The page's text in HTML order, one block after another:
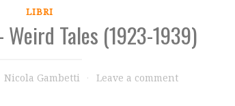
LIBRI
Tales (1923-1939)
Nicola Gambetti Leave a comment